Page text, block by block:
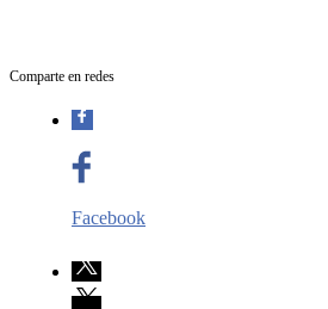
Comparte en redes
Facebook